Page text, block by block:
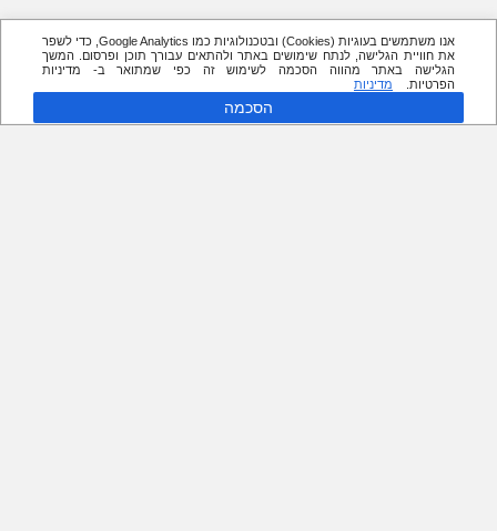
אנו משתמשים בעוגיות (Cookies) ובטכנולוגיות כמו Google Analytics, כדי לשפר
את חוויית הגלישה, לנתח שימושים באתר ולהתאים עבורך תוכן ופרסום. המשך
הגלישה באתר מהווה הסכמה לשימוש זה כפי שמתואר ב- מדיניות
הפרטיות.
מדיניות
הסכמה